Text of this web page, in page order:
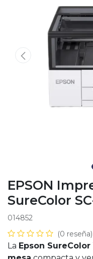
EPSON
SureColor
014852
(0 reseña)
La Epson SureColor